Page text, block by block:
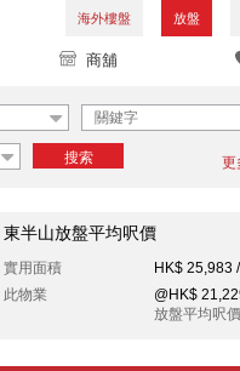
海外樓盤 放盤
商舖
搜索 更
東半山放盤平均呎價
實用面積
HK$ 25,983
此物業
@HK$
放盤平均呎價